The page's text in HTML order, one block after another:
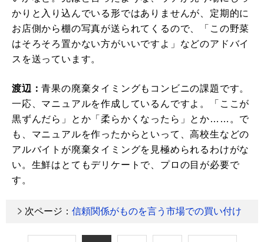
かりと入り込んでいる形ではありませんが、定期的に
お店側から棚の写真が送られてくるので、「この野菜
はそろそろ置かない方がいいですよ」などのアドバイ
スを送っています。
渡辺：青果の廃棄タイミングもコンビニの課題です。
一応、マニュアルを作成しているんですよ。「ここが
黒ずんだら」とか「柔らかくなったら」とか……。で
も、マニュアルを作ったからといって、高校生などの
アルバイトが廃棄タイミングを見極められるわけがな
い。生鮮はとてもデリケートで、プロの目が必要で
す。
次ページ： 信頼関係がものを言う市場での買い付け